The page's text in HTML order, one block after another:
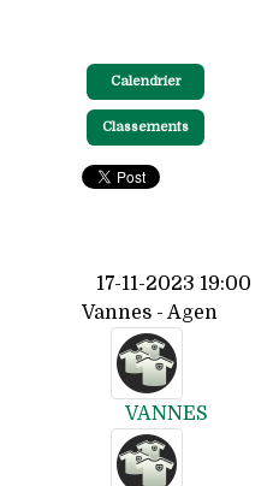
Calendrier
Classements
17-11-2023 19:00
Vannes - Agen
VANNES